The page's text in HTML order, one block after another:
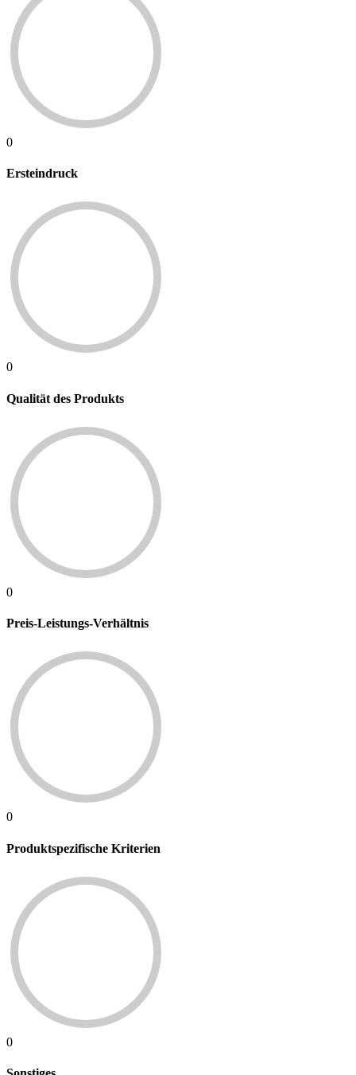
0
Ersteindruck
0
Qualität des Produkts
0
Preis-Leistungs-Verhältnis
0
Produktspezifische Kriterien
0